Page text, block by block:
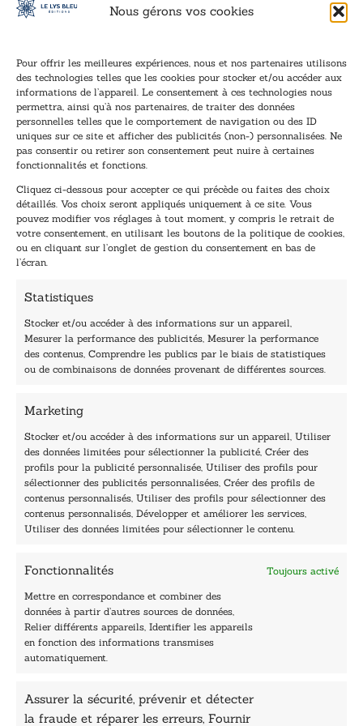
Nous gérons vos cookies
Pour offrir les meilleures expériences, nous et nos partenaires utilisons
des technologies telles que les cookies pour stocker et/ou accéder aux
informations de l’appareil. Le consentement à ces technologies nous
permettra, ainsi qu’à nos partenaires, de traiter des données
personnelles telles que le comportement de navigation ou des ID
uniques sur ce site et afficher des publicités (non-) personnalisées. Ne
pas consentir ou retirer son consentement peut nuire à certaines
fonctionnalités et fonctions.
Cliquez ci-dessous pour accepter ce qui précède ou faites des choix
détaillés. Vos choix seront appliqués uniquement à ce site. Vous
pouvez modifier vos réglages à tout moment, y compris le retrait de
votre consentement, en utilisant les boutons de la politique de cookies,
ou en cliquant sur l’onglet de gestion du consentement en bas de
l’écran.
Statistiques
Stocker et/ou accéder à des informations sur un appareil,
Mesurer la performance des publicités, Mesurer la performance
des contenus, Comprendre les publics par le biais de statistiques
ou de combinaisons de données provenant de différentes sources.
Marketing
Stocker et/ou accéder à des informations sur un appareil, Utiliser
des données limitées pour sélectionner la publicité, Créer des
profils pour la publicité personnalisée, Utiliser des profils pour
sélectionner des publicités personnalisées, Créer des profils de
contenus personnalisés, Utiliser des profils pour sélectionner des
contenus personnalisés, Développer et améliorer les services,
Utiliser des données limitées pour sélectionner le contenu.
Fonctionnalités Toujours activé
Mettre en correspondance et combiner des
données à partir d’autres sources de données,
Relier différents appareils, Identifier les appareils
en fonction des informations transmises
automatiquement.
Assurer la sécurité, prévenir et détecter
la fraude et réparer les erreurs, Fournir
Inscription à la newsletter
Inscrivez-vous à notre newsletter et recevez nos
dernières nouvelles.
m
a
i
l
E
i
l
*
E
m
a
i
l
*
TENEZ-MOI AU COURANT !
40, rue du Louvre 75001 Paris
Horaires du standard
De mardi à vendredi :
9h - 12h et 13h30 - 16h30
Lundi, samedi et dimanche : fermé
Navigation
Accueil
Les Plumes du Lys Bleu
Prix sciences humaines et sociales
Nos collections
Nos auteurs
Catalogue
Sciences humaines
Pratique